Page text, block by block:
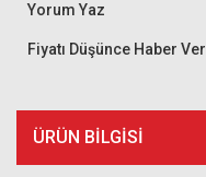
Yorum Yaz
Fiyatı Düşünce Haber Ver
ÜRÜN BILGISI